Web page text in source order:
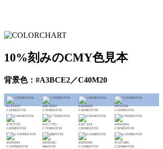
10%刻みのCMY色見本
背景色：#A3BCE2／C40M20
#CF9297
C20M50Y30
#BC8D97
C30M50Y30
#A88896
C40M50Y30
#918296
C50M50Y30
#787C95
C60M50Y30
#5C7795
C70M50Y30
#367294
C80M50Y30
#006D94
C90M50Y30
#006994
C100M50Y30
#EF858C
M60Y30
#DF828C
C10M60Y30
#CD7E8C
C20M60Y30